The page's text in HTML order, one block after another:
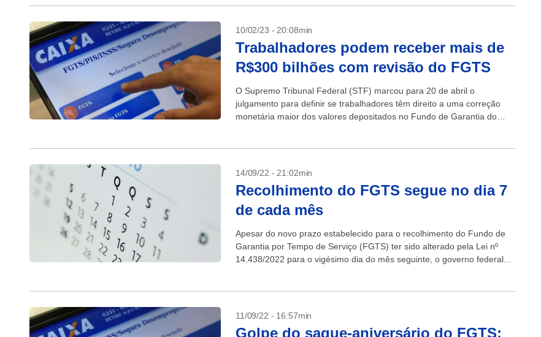
10/02/23 - 20:08min
Trabalhadores podem receber mais de
R$300 bilhões com revisão do FGTS
O Supremo Tribunal Federal (STF) marcou para 20 de abril o
julgamento para definir se trabalhadores têm direito a uma correção
monetária maior dos valores depositados no Fundo de Garantia do
14/09/22 - 21:02min
Recolhimento do FGTS segue no dia 7
de cada mês
Apesar do novo prazo estabelecido para o recolhimento do Fundo de
Garantia por Tempo de Serviço (FGTS) ter sido alterado pela Lei nº
14.438/2022 para o vigésimo dia do mês seguinte, o governo federal...
11/09/22 - 16:57min
Golpe do saque-aniversário do FGTS: